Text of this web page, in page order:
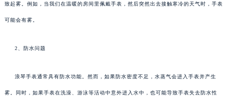
致起雾。例如，当我们在温暖的房间里佩戴手表，然后突然出去接触寒冷的天气时，手表
可能会有雾。
2、防水问题
浪琴手表通常具有防水功能。然而，如果防水密度不足，水蒸气会进入手表并产生
雾。同时，如果手表在洗澡、游泳等活动中意外进入水中，也可能导致手表失去防水性